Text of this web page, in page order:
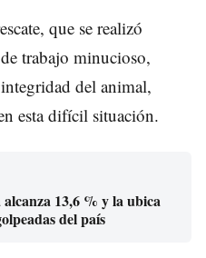
que se realizó
trabajo minucioso,
del animal,
esta difícil situación.
13,6 % y la ubica
del país